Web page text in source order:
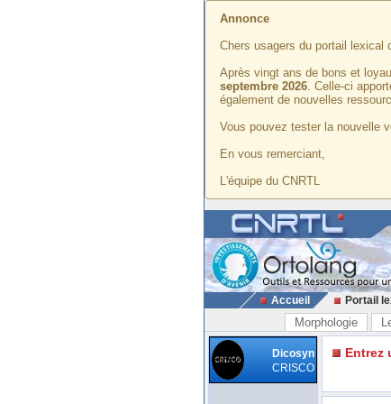
Annonce
Chers usagers du portail lexical
Après vingt ans de bons et
septembre 2026. Celle-ci
également de nouvelles
Vous pouvez tester la nouvelle
En vous remerciant,
L'équipe du CNRTL
Accueil Portail
Morphologie
Dicosyn
CRISCO
Entrez